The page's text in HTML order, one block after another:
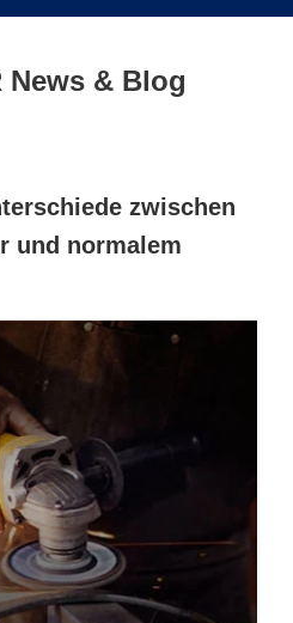
News & Blog
zwischen
und normalem